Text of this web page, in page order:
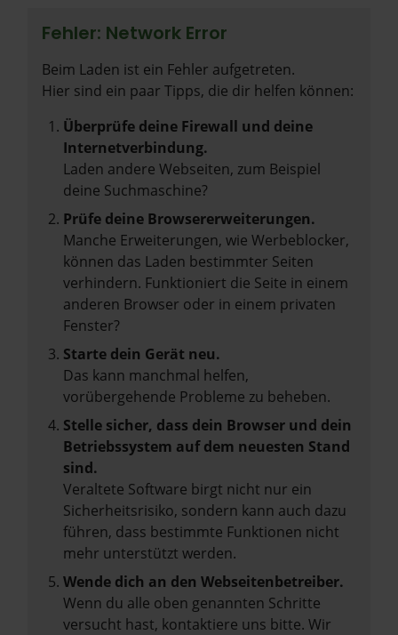
Fehler: Network Error
Beim Laden ist ein Fehler aufgetreten.
Hier sind ein paar Tipps, die dir helfen können:
Überprüfe deine Firewall und deine
Internetverbindung.
Laden andere Webseiten, zum Beispiel
deine Suchmaschine?
Prüfe deine Browsererweiterungen.
Manche Erweiterungen, wie Werbeblocker,
können das Laden bestimmter Seiten
verhindern. Funktioniert die Seite in einem
anderen Browser oder in einem privaten
Fenster?
Starte dein Gerät neu.
Das kann manchmal helfen,
vorübergehende Probleme zu beheben.
Stelle sicher, dass dein Browser und dein
Betriebssystem auf dem neuesten Stand
sind.
Veraltete Software birgt nicht nur ein
Sicherheitsrisiko, sondern kann auch dazu
führen, dass bestimmte Funktionen nicht
mehr unterstützt werden.
Wende dich an den Webseitenbetreiber.
Wenn du alle oben genannten Schritte
versucht hast, kontaktiere uns bitte. Wir